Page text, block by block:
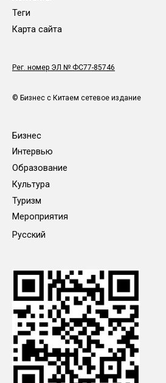
Теги
Карта сайта
Рег. номер ЭЛ № ФС77-85746
© Бизнес с Китаем сетевое издание
Бизнес
Интервью
Образование
Культура
Туризм
Мероприятия
Русский